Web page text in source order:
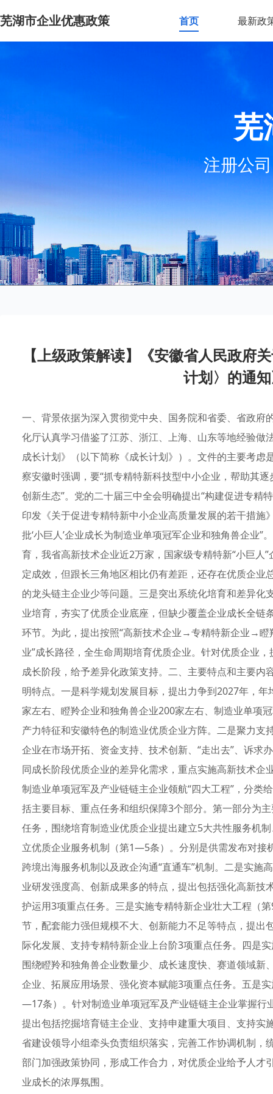
芜湖市企业优惠政策 首页 最新政
芜
注册公
【上级政策解读】《安徽省人民政府
计划〉的通
一、背景依据为深入贯彻党中央、国务院和省委、省政
化厅认真学习借鉴了江苏、浙江、上海、山东等地经验
成长计划》（以下简称《成长计划》）。文件的主要考
察安徽时强调，要“抓专精特新科技型中小企业，帮助其逐
创新生态”。党的二十届三中全会明确提出“构建促进专精
印发《关于促进专精特新中小企业高质量发展的若干措
批‘小巨人’企业成长为制造业单项冠军企业和独角兽企业
育，我省高新技术企业近2万家，国家级专精特新“小巨
定成效，但跟长三角地区相比仍有差距，还存在优质企
的龙头链主企业少等问题。三是突出系统化培育和差异
业培育，夯实了优质企业底座，但缺少覆盖企业成长全
环节。为此，提出按照“高新技术企业→专精特新企业→
业”成长路径，全生命周期培育优质企业。针对优质企业
成长阶段，给予差异化政策支持。二、主要特点和主要
明特点。一是科学规划发展目标，提出力争到2027年，
家左右、瞪羚企业和独角兽企业200家左右、制造业单项
产力特征和安徽特色的制造业优质企业方阵。二是聚力
企业在市场开拓、资金支持、技术创新、“走出去”、诉求
同成长阶段优质企业的差异化需求，重点实施高新技术
制造业单项冠军及产业链链主企业领航“四大工程”，分类
括主要目标、重点任务和组织保障3个部分。第一部分为
任务，围绕培育制造业优质企业提出建立5大共性服务机
立优质企业服务机制（第1—5条）。分别是供需发布对接
跨境出海服务机制以及政企沟通“直通车”机制。二是实
业研发强度高、创新成果多的特点，提出包括强化高新
护运用3项重点任务。三是实施专精特新企业壮大工程（
节，配套能力强但规模不大、创新能力不足等特点，提
际化发展、支持专精特新企业上台阶3项重点任务。四是
围绕瞪羚和独角兽企业数量少、成长速度快、赛道领域
企业、拓展应用场景、强化资本赋能3项重点任务。五是
—17条）。针对制造业单项冠军及产业链链主企业掌握行
提出包括挖掘培育链主企业、支持申建重大项目、支持
省建设领导小组牵头负责组织落实，完善工作协调机制
部门加强政策协同，形成工作合力，对优质企业给予人
业成长的浓厚氛围。